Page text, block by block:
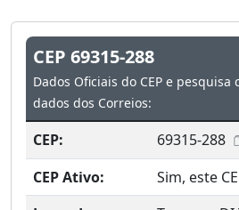
CEP 69315-288
Dados Oficiais do CEP e
dados dos Correios:
CEP:
69315-288
CEP Ativo:
Sim, este